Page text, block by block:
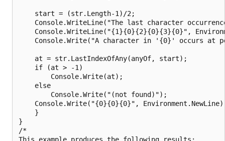
    start = (str.Length-1)/2;
Console.WriteLine("The last character
Console.WriteLine("{1}{0}{2}{0}{3}{0}",
Console.Write("A character in '{0}' occurs at
    at = str.LastIndexOfAny(anyOf, start);
    if (at > -1)
        Console.Write(at);
    else
        Console.Write("(not found)");
Console.Write("{0}{0}{0}",
    }
}
/*
This example produces the following results: